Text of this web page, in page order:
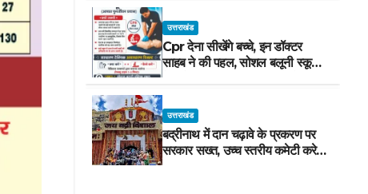
उत्तराखंड
Cpr देना सीखेंगे बच्चे, इन डॉक्टर
साहब ने की पहल, सोशल बलूनी स्कूल
में मिलेगा प्रशिक्षण, 10 जुलाई को सुबह
8 से होगा प्रशिक्षण, प्रीतम भरतवाण ने
भी मुहिम को दिया समर्थन
उत्तराखंड
बद्रीनाथ में दान चढ़ावे के प्रकरण पर
सरकार सख्त, उच्च स्तरीय कमेटी करेगी
जांच, अनुशासनहीनता पर एक कार्मिक